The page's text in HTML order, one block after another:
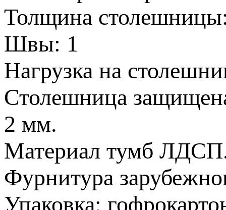
Толщина
Швы: 1
Нагрузка на
Столешница
2 мм.
Материал тумб
Фурнитура
Упаковка: